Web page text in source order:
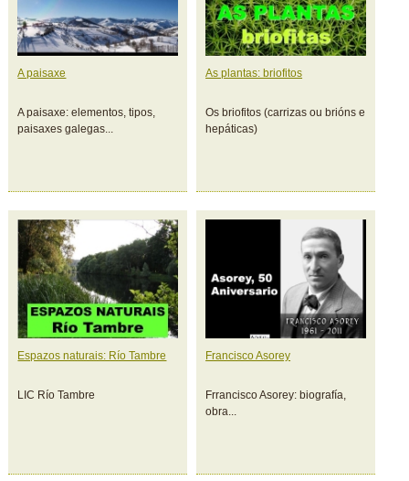
A paisaxe
A paisaxe: elementos, tipos,
paisaxes galegas...
As plantas: briofitos
Os briofitos (carrizas ou brións e
hepáticas)
Espazos naturais: Río Tambre
LIC Río Tambre
Francisco Asorey
Frrancisco Asorey: biografía,
obra...